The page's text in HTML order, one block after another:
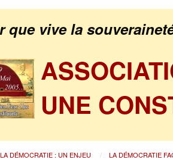
que vive la
UNE
LA DÉMOCRATIE : UN ENJEU LA DÉMOCRATIE